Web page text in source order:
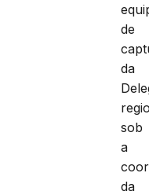
de
da
sob
a
da